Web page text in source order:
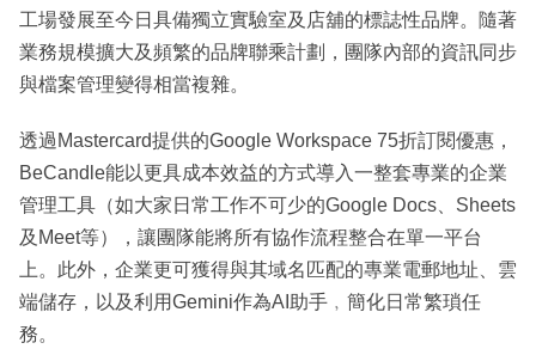
工場發展至今日具備獨立實驗室及店舖的標誌性品牌。隨著
業務規模擴大及頻繁的品牌聯乘計劃，團隊內部的資訊同步
與檔案管理變得相當複雜。
透過Mastercard提供的Google Workspace 75折訂閱優惠，
BeCandle能以更具成本效益的方式導入一整套專業的企業
管理工具（如大家日常工作不可少的Google Docs、Sheets
及Meet等），讓團隊能將所有協作流程整合在單一平台
上。此外，企業更可獲得與其域名匹配的專業電郵地址、雲
端儲存，以及利用Gemini作為AI助手﹐簡化日常繁瑣任
務。